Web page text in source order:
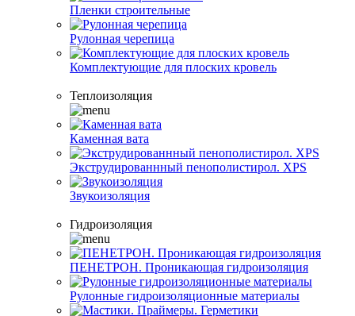
Пленки строительные
Рулонная черепица
Комплектующие для плоских кровель
Теплоизоляция
Каменная вата
Экструдированнный пенополистирол. XPS
Звукоизоляция
Гидроизоляция
ПЕНЕТРОН. Проникающая гидроизоляция
Рулонные гидроизоляционные материалы